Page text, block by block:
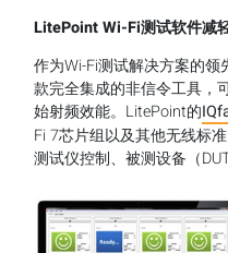
LitePoint Wi-Fi测试软件减
作为Wi-Fi测试解决方案的
款完全集成的非信令工具，
始射频效能。LitePoint的
Fi 7芯片组以及其他无线标
测试仪控制、被测设备（